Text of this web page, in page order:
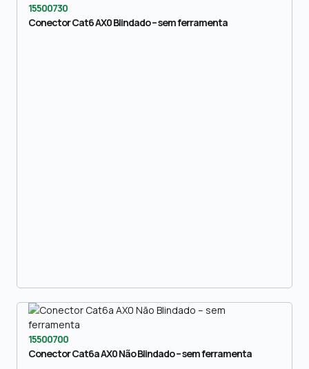
15500730
Conector Cat6 AX0 Blindado – sem ferramenta
15500700
Conector Cat6a AX0 Não Blindado – sem ferramenta